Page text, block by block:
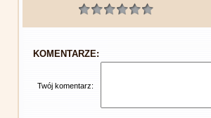
KOMENTARZE:
Twój komentarz: